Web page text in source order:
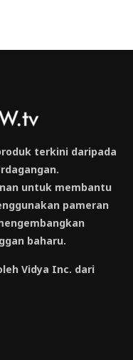
terkini daripada
untuk membantu
pameran
baharu.
Vidya Inc. dari